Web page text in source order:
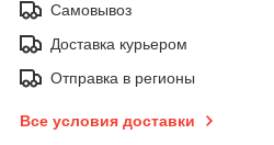
Самовывоз
Доставка курьером
Отправка в регионы
Все условия доставки